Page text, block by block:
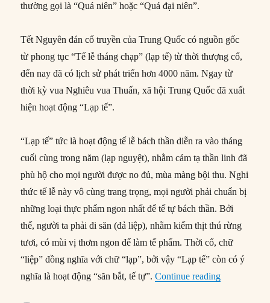
thường gọi là “Quá niên” hoặc “Quá đại niên”.
Tết Nguyên đán cổ truyền của Trung Quốc có nguồn gốc
từ phong tục “Tế lễ tháng chạp” (lạp tế) từ thời thượng cổ,
đến nay đã có lịch sử phát triển hơn 4000 năm. Ngay từ
thời kỳ vua Nghiêu vua Thuấn, xã hội Trung Quốc đã xuất
hiện hoạt động “Lạp tế”.
“Lạp tế” tức là hoạt động tế lễ bách thần diễn ra vào tháng
cuối cùng trong năm (lạp nguyệt), nhằm cảm tạ thần linh đã
phù hộ cho mọi người được no đủ, mùa màng bội thu. Nghi
thức tế lễ này vô cùng trang trọng, mọi người phải chuẩn bị
những loại thực phẩm ngon nhất để tế tự bách thần. Bởi
thế, người ta phải đi săn (đả liệp), nhằm kiếm thịt thú rừng
tươi, có mùi vị thơm ngon để làm tế phẩm. Thời cổ, chữ
“liệp” đồng nghĩa với chữ “lạp”, bởi vậy “Lạp tế” còn có ý
nghĩa là hoạt động “săn bắt, tế tự”.Continue reading“Nguồn gốc